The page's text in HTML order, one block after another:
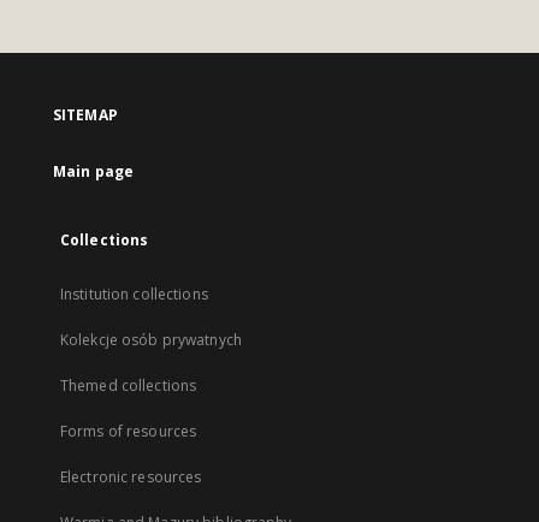
SITEMAP
Main page
Collections
Institution collections
Kolekcje osób prywatnych
Themed collections
Forms of resources
Electronic resources